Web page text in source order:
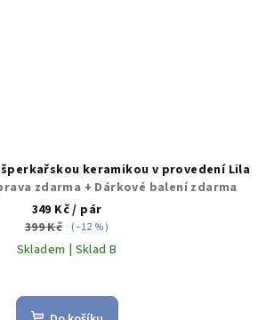
šperkařskou keramikou v provedení Lila
zdarma + Dárkové balení zdarma
349 Kč/ pár
399 Kč (–12 %)
Skladem | Sklad B
hodnocení
produktu